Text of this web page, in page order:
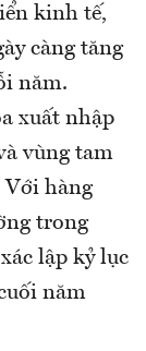
kinh tế,
càng tăng
năm.
xuất nhập
vùng tam
Với hàng
trong
lập kỷ lục
năm